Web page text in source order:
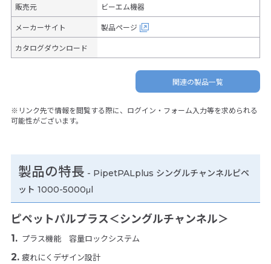
販売元 ビーエム機器
メーカーサイト 製品ページ
カタログダウンロード
関連の製品一覧
※リンク先で情報を閲覧する際に、ログイン・フォーム入力等を求められる
可能性がございます。
製品の特長 - PipetPALplus シングルチャンネルピペ
ット 1000-5000μl
ピペットパルプラス＜シングルチャンネル＞
プラス機能 容量ロックシステム
疲れにくデザイン設計